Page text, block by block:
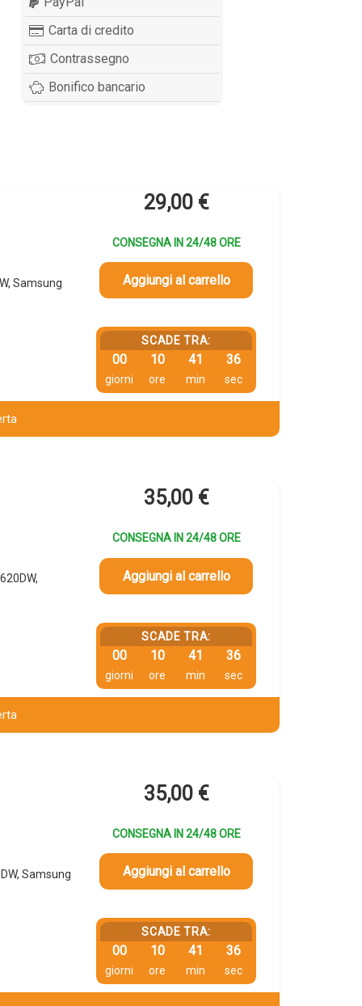
Carta di credito
Contrassegno
Bonifico bancario
Samsung
29,00 €
CONSEGNA IN 24/48 ORE
Aggiungi al carrello
SCADE TRA:
00
giorni
10
ore
41
min
35
sec
35,00 €
CONSEGNA IN 24/48 ORE
Aggiungi al carrello
SCADE TRA:
00
giorni
10
ore
41
min
35
sec
Samsung
35,00 €
CONSEGNA IN 24/48 ORE
Aggiungi al carrello
SCADE TRA:
00
giorni
10
ore
41
min
35
sec